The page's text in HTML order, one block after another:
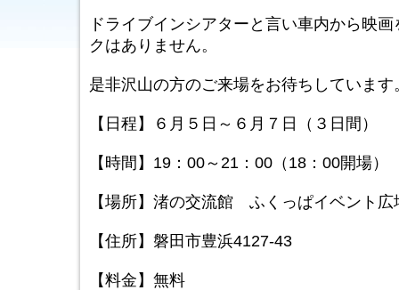
ドライブインシアターと言い車内から映
クはありません。
是非沢山の方のご来場をお待ちしています
【日程】６月５日～６月７日（３日間）
【時間】19：00～21：00（18：00開場）
【場所】渚の交流館 ふくっぱイベント広
【住所】磐田市豊浜4127-43
【料金】無料